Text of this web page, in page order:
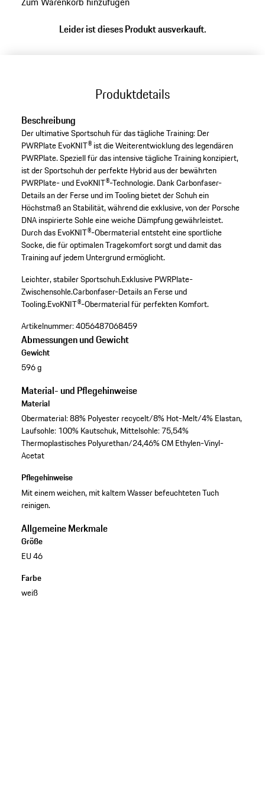
Varianten
Leider ist dieses Produkt ausverkauft.
Produktdetails
Beschreibung
Der ultimative Sportschuh für das tägliche Training: Der
PWRPlate EvoKNIT® ist die Weiterentwicklung des legendären
PWRPlate. Speziell für das intensive tägliche Training konzipiert,
ist der Sportschuh der perfekte Hybrid aus der bewährten
PWRPlate- und EvoKNIT®-Technologie. Dank Carbonfaser-
Details an der Ferse und im Tooling bietet der Schuh ein
Höchstmaß an Stabilität, während die exklusive, von der Porsche
DNA inspirierte Sohle eine weiche Dämpfung gewährleistet.
Durch das EvoKNIT®-Obermaterial entsteht eine sportliche
Socke, die für optimalen Tragekomfort sorgt und damit das
Training auf jedem Untergrund ermöglicht.
Leichter, stabiler Sportschuh.Exklusive PWRPlate-
Zwischensohle.Carbonfaser-Details an Ferse und
Tooling.EvoKNIT®-Obermaterial für perfekten Komfort.
Artikelnummer:4056487068459
Abmessungen und Gewicht
Gewicht
596 g
Material- und Pflegehinweise
Material
Obermaterial: 88% Polyester recycelt/8% Hot-Melt/4% Elastan,
Laufsohle: 100% Kautschuk, Mittelsohle: 75,54%
Thermoplastisches Polyurethan/24,46% CM Ethylen-Vinyl-
Acetat
Pflegehinweise
Mit einem weichen, mit kaltem Wasser befeuchteten Tuch
reinigen.
Allgemeine Merkmale
Größe
EU 46
Farbe
weiß